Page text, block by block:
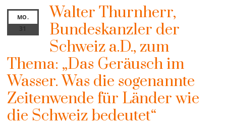
MO.
31
Walter Thurnherr,
Bundeskanzler der
Schweiz a.D., zum
Thema: „Das Geräusch im
Wasser. Was die sogenannte
Zeitenwende für Länder wie
die Schweiz bedeutet“